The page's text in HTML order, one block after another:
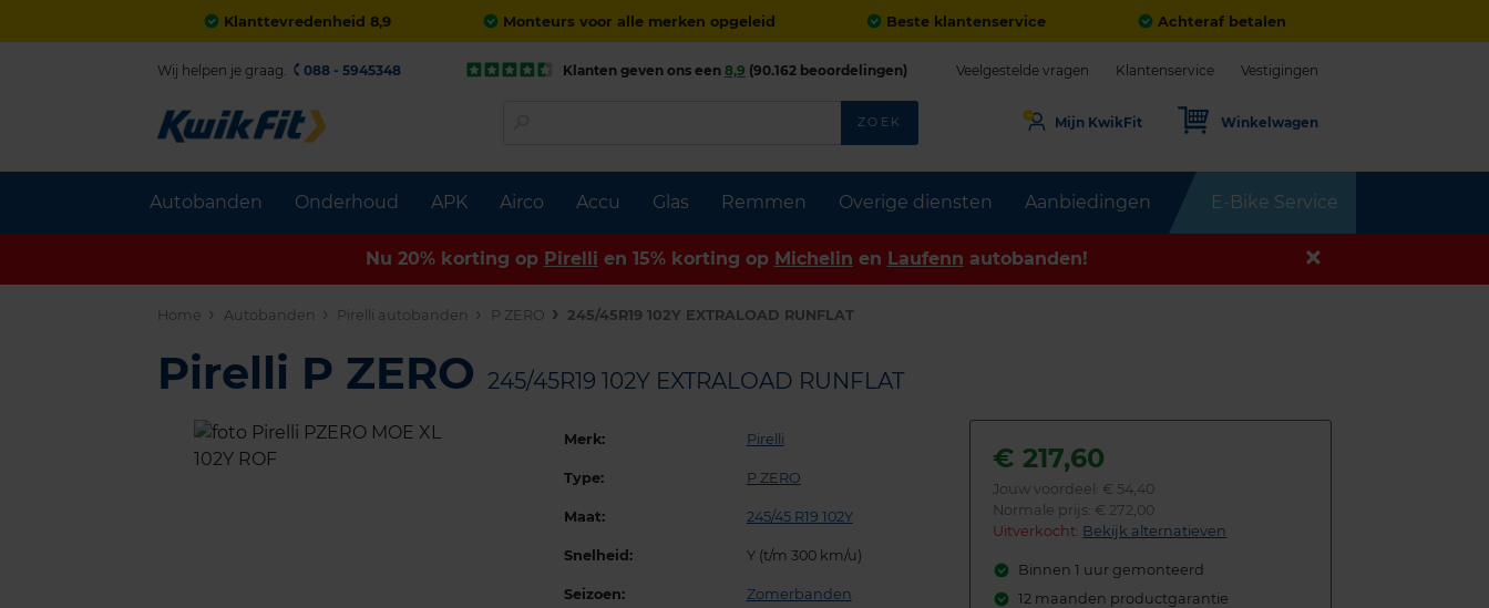
Klanttevredenheid 8,9 Monteurs voor alle merken opgeleid Beste klantenservice Achteraf betalen
Autobanden Onderhoud APK Airco Accu Glas Remmen Overige diensten Aanbiedingen E-Bike Service
Wij helpen je graag. 088 - 5945348 Klanten geven ons een 8,9 (90.162 beoordelingen) Veelgestelde vragen Klantenservice Vestigingen
ZOEK Mijn KwikFit Winkelwagen
Nu 20% korting op Pirelli en 15% korting op Michelin en Laufenn autobanden!
Home Autobanden Pirelli autobanden P ZERO 245/45R19 102Y EXTRALOAD RUNFLAT
Pirelli P ZERO 245/45R19 102Y EXTRALOAD RUNFLAT
Merk: Pirelli
Type: P ZERO
Maat: 245/45 R19 102Y
Snelheid: Y (t/m 300 km/u)
Seizoen: Zomerbanden
€217,60
Jouw voordeel: € 54,40
Normale prijs: € 272,00
Uitverkocht: Bekijk alternatieven
Binnen 1 uur gemonteerd
12 maanden productgarantie